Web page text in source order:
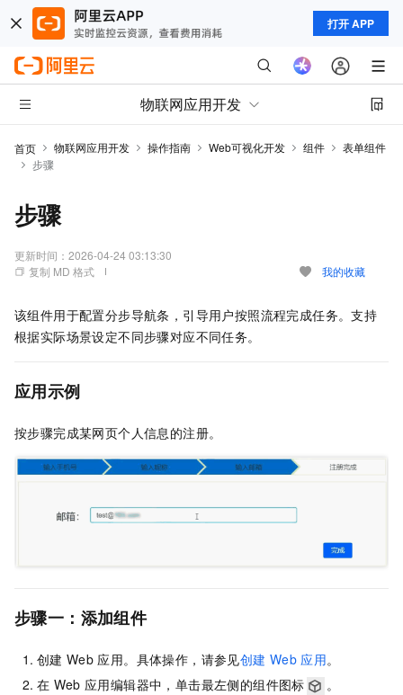
打开 APP
物联网应用开发
首页 物联网应用开发 操作指南 Web可视化开发 组件
表单组件
步骤
步骤
更新时间： 2026-04-24 03:13:30
复制 MD 格式
我的收藏
该组件用于配置分步导航条，引导用户按照流程完成任务。支持
根据实际场景设定不同步骤对应不同任务。
应用示例
按步骤完成某网页个人信息的注册。
步骤一：添加组件
创建 Web 应用。具体操作，请参见创建 Web 应用。
在 Web 应用编辑器中，单击最左侧的组件图标
。